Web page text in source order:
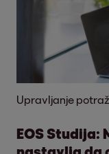
Upravljanje
EOS Studija: